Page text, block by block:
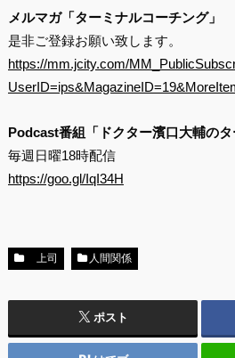
メルマガ「ターミナルコーチング」
是非ご登録お願い致します。
https://mm.jcity.com/
Podcast番組「ドクター濱口大輔のタ
毎週日曜18時配信
https://goo.gl/IqI34H
上司 人間関係
ポスト